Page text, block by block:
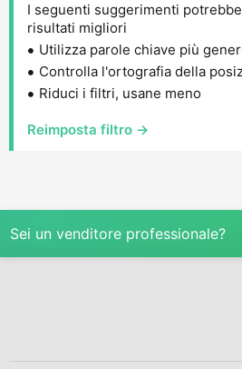
I seguenti suggerimenti
risultati migliori
Utilizza parole chiave più
Controlla l'ortografia della
Riduci i filtri, usane meno
Reimposta filtro →
Sei un venditore professionale?